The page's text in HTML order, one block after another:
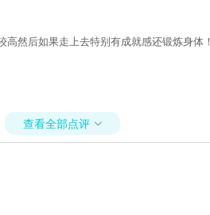
然后如果走上去特别有成就感还锻炼身体！
查看全部点评 